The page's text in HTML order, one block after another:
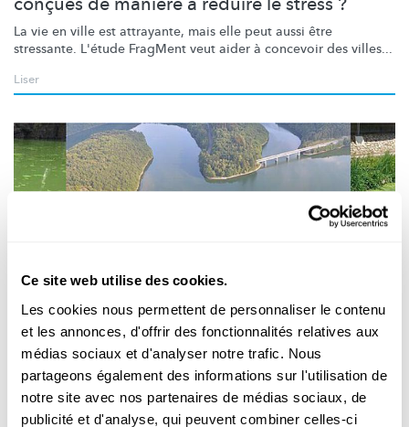
Ce site web utilise des cookies.
Les cookies nous permettent de personnaliser le contenu
et les annonces, d'offrir des fonctionnalités relatives aux
médias sociaux et d'analyser notre trafic. Nous
partageons également des informations sur l'utilisation de
notre site avec nos partenaires de médias sociaux, de
publicité et d'analyse, qui peuvent combiner celles-ci
La vie en ville est attrayante, mais elle peut aussi être
stressante. L'étude FragMent veut aider à concevoir des villes...
Liser
Science et Société
APP BLOOMIN‘ ALGAE
Les citoyens peuvent aider à surveiller les
algues bleues dans les eaux